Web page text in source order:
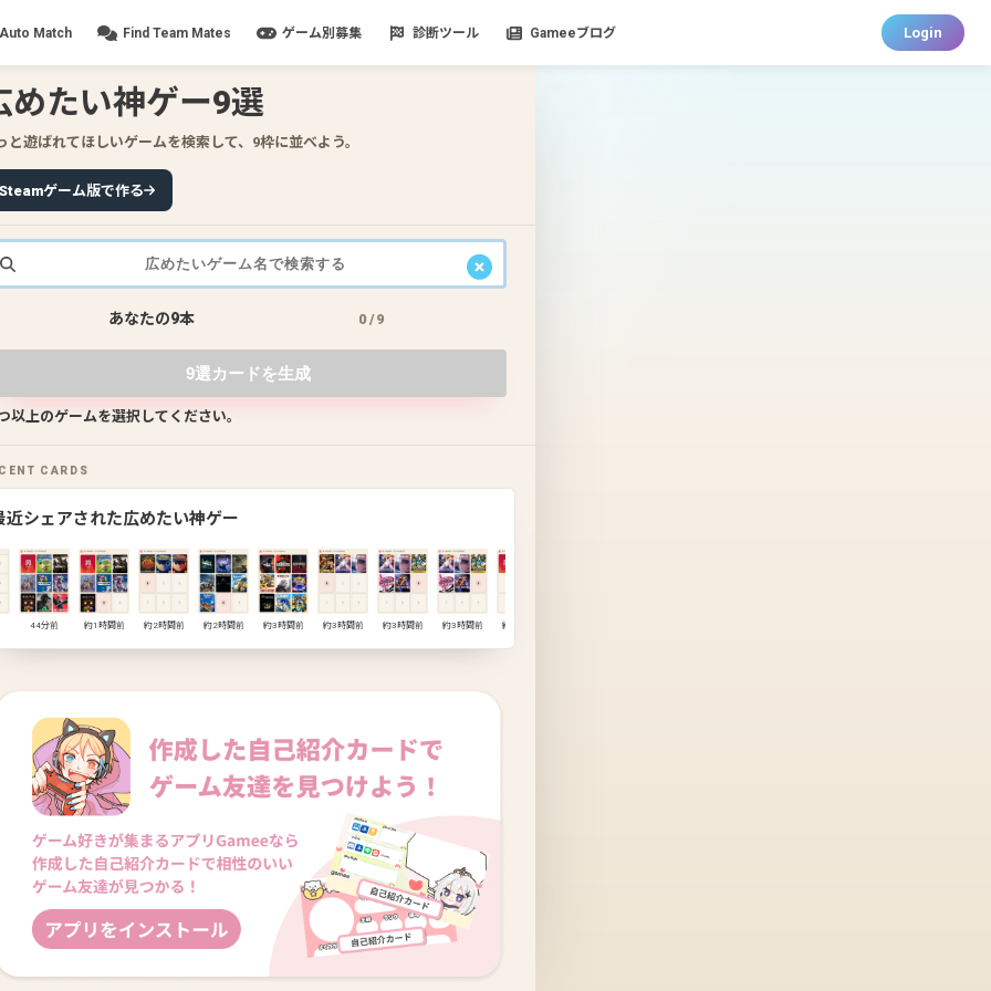
Auto Match Find Team Mates ゲーム別募集 診断ツール Gameeブログ Login
めたい神ゲー9選
と遊ばれてほしいゲームを検索して、9枠に並べよう。
ゲーム版で作る
あなたの9本 0 /9
2
3
4
5
6
9選カードを生成
以上のゲームを選択してください。
CARDS
近シェアされた広めたい神ゲー
44分前 約1時間前 約2時間前 約2時間前 約3時間前 約3時間前 約3時間前 約3時間前 約5時間前